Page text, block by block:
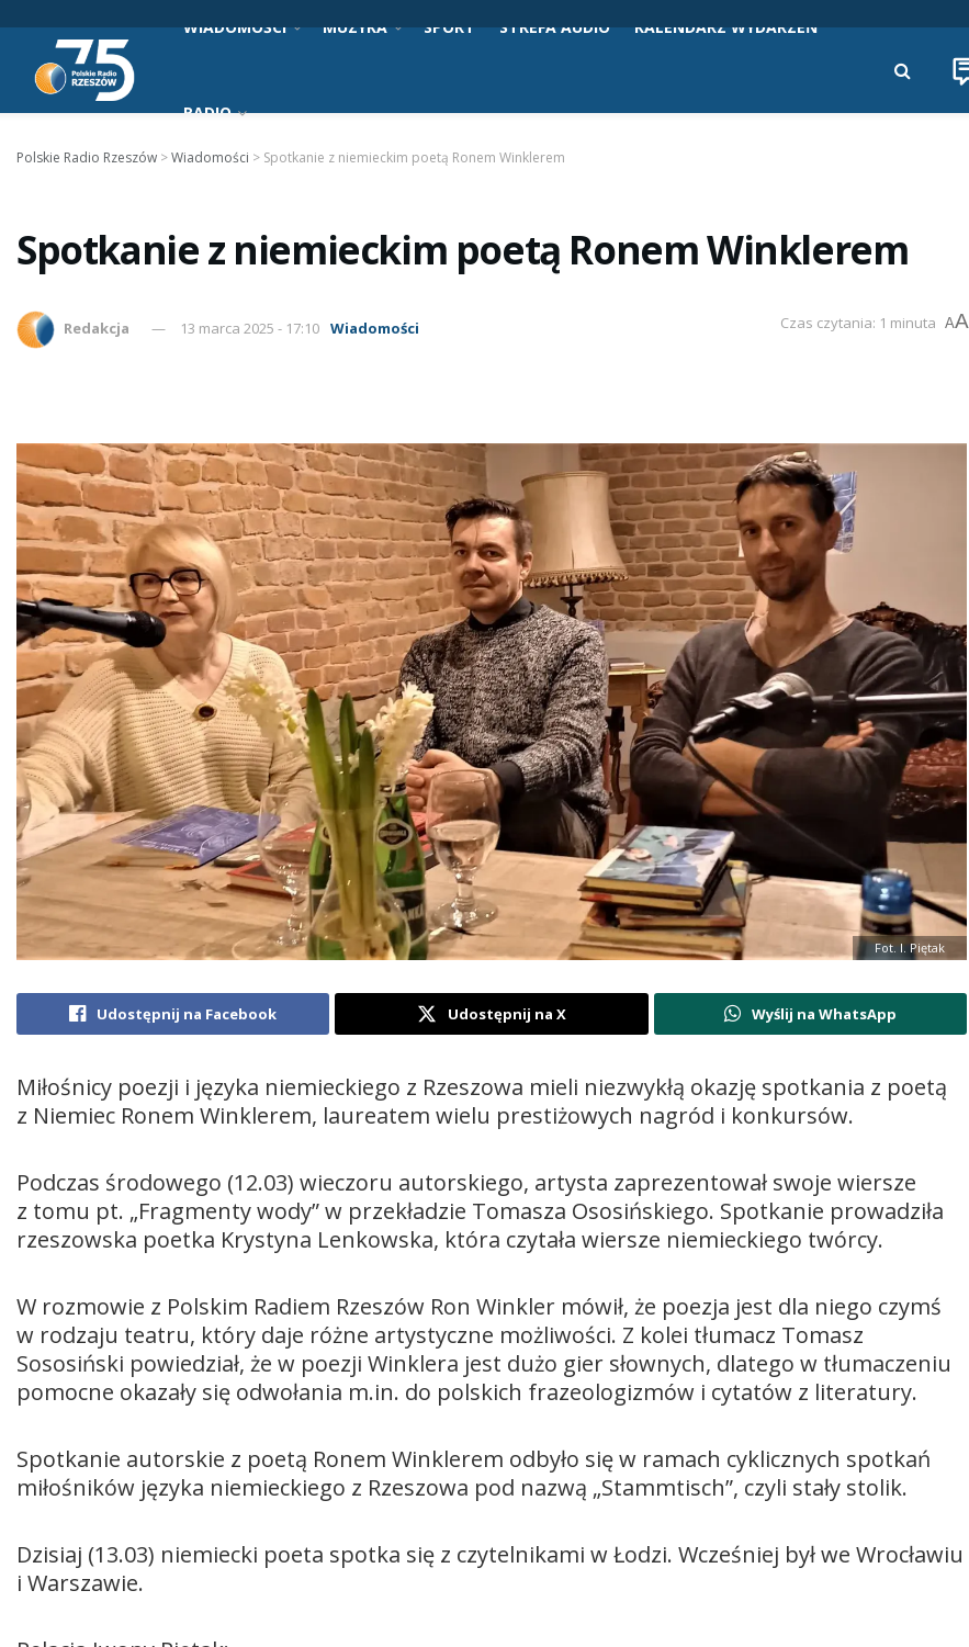
WIADOMOŚCI MUZYKA SPORT STREFA AUDIO KALENDARZ WYDARZEŃ
RADIO
Polskie Radio Rzeszów >Wiadomości > Spotkanie z niemieckim poetą Ronem Winklerem
Spotkanie z niemieckim poetą Ronem Winklerem
Redakcja 13 marca 2025 - 17:10 Wiadomości Czas czytania: 1 minuta AA
Fot. I. Piętak
Udostępnij na Facebook Udostępnij na X Wyślij na WhatsApp
Miłośnicy poezji i języka niemieckiego z Rzeszowa mieli niezwykłą okazję spotkania z poetą
z Niemiec Ronem Winklerem, laureatem wielu prestiżowych nagród i konkursów.
Podczas środowego (12.03) wieczoru autorskiego, artysta zaprezentował swoje wiersze
z tomu pt. „Fragmenty wody” w przekładzie Tomasza Ososińskiego. Spotkanie prowadziła
rzeszowska poetka Krystyna Lenkowska, która czytała wiersze niemieckiego twórcy.
W rozmowie z Polskim Radiem Rzeszów Ron Winkler mówił, że poezja jest dla niego czymś
w rodzaju teatru, który daje różne artystyczne możliwości. Z kolei tłumacz Tomasz
Sososiński powiedział, że w poezji Winklera jest dużo gier słownych, dlatego w tłumaczeniu
pomocne okazały się odwołania m.in. do polskich frazeologizmów i cytatów z literatury.
Spotkanie autorskie z poetą Ronem Winklerem odbyło się w ramach cyklicznych spotkań
miłośników języka niemieckiego z Rzeszowa pod nazwą „Stammtisch”, czyli stały stolik.
Dzisiaj (13.03) niemiecki poeta spotka się z czytelnikami w Łodzi. Wcześniej był we Wrocławiu
i Warszawie.